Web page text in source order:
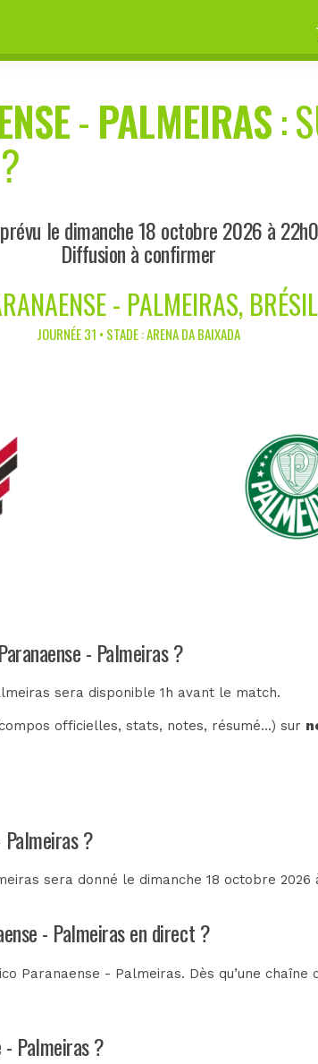
-PALMEIRAS:
le dimanche 18 octobre 2026 à
Diffusion à confirmer
- PALMEIRAS,
JOURNÉE 31 • STADE : ARENA DA BAIXADA
- Palmeiras ?
sera disponible 1h avant le match.
officielles, stats, notes, résumé...) sur
?
sera donné le dimanche 18 octobre
- Palmeiras en direct ?
Paranaense - Palmeiras. Dès qu’une
Palmeiras ?